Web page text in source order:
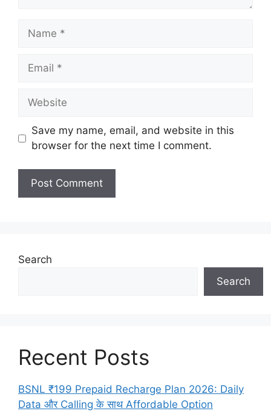
Name
Email
Website
Save my name, email, and website in this
browser for the next time I comment.
Search
Search
Recent Posts
BSNL ₹199 Prepaid Recharge Plan 2026: Daily
Data और Calling के साथ Affordable Option